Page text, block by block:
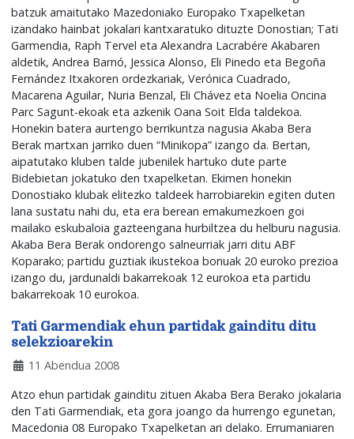
batzuk amaitutako Mazedoniako Europako Txapelketan
izandako hainbat jokalari kantxaratuko dituzte Donostian; Tati
Garmendia, Raph Tervel eta Alexandra Lacrabére Akabaren
aldetik, Andrea Barnó, Jessica Alonso, Eli Pinedo eta Begoña
Fernández Itxakoren ordezkariak, Verónica Cuadrado,
Macarena Aguilar, Nuria Benzal, Eli Chávez eta Noelia Oncina
Parc Sagunt-ekoak eta azkenik Oana Soit Elda taldekoa.
Honekin batera aurtengo berrikuntza nagusia Akaba Bera
Berak martxan jarriko duen “Minikopa” izango da. Bertan,
aipatutako kluben talde jubenilek hartuko dute parte
Bidebietan jokatuko den txapelketan. Ekimen honekin
Donostiako klubak elitezko taldeek harrobiarekin egiten duten
lana sustatu nahi du, eta era berean emakumezkoen goi
mailako eskubaloia gazteengana hurbiltzea du helburu nagusia.
Akaba Bera Berak ondorengo salneurriak jarri ditu ABF
Koparako; partidu guztiak ikustekoa bonuak 20 euroko prezioa
izango du, jardunaldi bakarrekoak 12 eurokoa eta partidu
bakarrekoak 10 eurokoa.
Tati Garmendiak ehun partidak gainditu ditu
selekzioarekin
11 Abendua 2008
Atzo ehun partidak gainditu zituen Akaba Bera Berako jokalaria
den Tati Garmendiak, eta gora joango da hurrengo egunetan,
Macedonia 08 Europako Txapelketan ari delako. Errumaniaren